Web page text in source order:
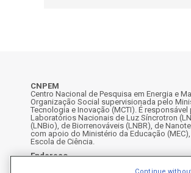
CNPEM
Centro Nacional de Pesquisa em Energia e
Organização Social supervisionada pelo
Tecnologia e Inovação (MCTI). É
Laboratórios Nacionais de Luz Síncrotron
(LNBio), de Biorrenováveis (LNBR), de
com apoio do Ministério da Educação
Escola de Ciência.
Endereço
Rua Giuseppe Máximo Scolfaro, 10.000 -